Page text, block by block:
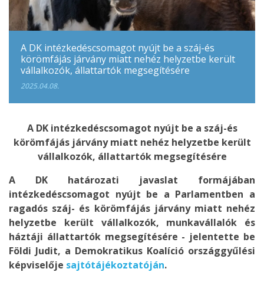
A DK intézkedéscsomagot nyújt be a száj-és
körömfájás járvány miatt nehéz helyzetbe került
vállalkozók, állattartók megsegítésére
2025.04.08.
A DK intézkedéscsomagot nyújt be a száj-és
körömfájás járvány miatt nehéz helyzetbe került
vállalkozók, állattartók megsegítésére
A DK határozati javaslat formájában
intézkedéscsomagot nyújt be a Parlamentben a
ragadós száj- és körömfájás járvány miatt nehéz
helyzetbe került vállalkozók, munkavállalók és
háztáji állattartók megsegítésére - jelentette be
Földi Judit, a Demokratikus Koalíció országgyűlési
képviselője sajtótájékoztatóján.